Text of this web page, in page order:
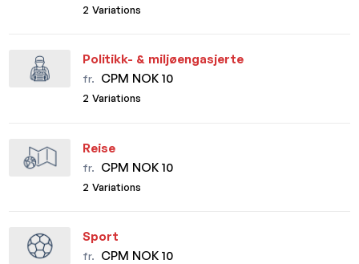
2 Variations
Politikk- & miljøengasjerte
fr. CPM NOK 10
2 Variations
Reise
fr. CPM NOK 10
2 Variations
Sport
fr. CPM NOK 10